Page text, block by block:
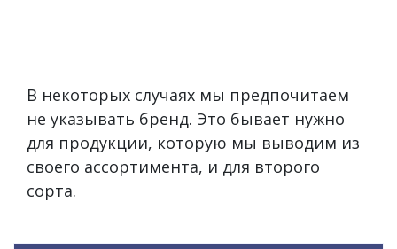
В некоторых случаях мы предпочитаем
не указывать бренд. Это бывает нужно
для продукции, которую мы выводим из
своего ассортимента, и для второго
сорта.